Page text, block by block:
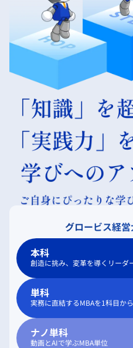
グロービス経営
本科
創造に挑み、変革を導くリーダ
単科
実務に直結するMBAを1科目から
ナノ単科
動画とAIで学ぶMBA単位